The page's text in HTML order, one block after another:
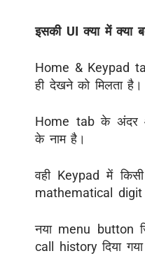
इसकी UI क्या में क्या
Home & Keypad
ही देखने को मिलता है।
Home tabके अंदर
के नाम है।
वही Keypadमें
mathematical
नयाmenu button
call history दिया